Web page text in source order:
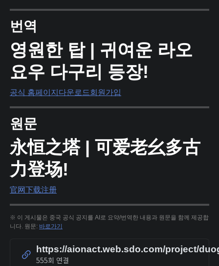
번역
영원한 탑 | 귀여운 라오
요우 다구리 등장!
공식 홈페이지 다운로드회원가입
원문
永恒之塔 | 可爱老幺多古
力登场!
官网下载注册
※ 이 게시물은 중국 공식 공지를 AI로 요약/번역한 내용과 원문을 함께 제공합
니다. 원문: 바로가기
https://aionact.web.sdo.com/project/
555회 연결